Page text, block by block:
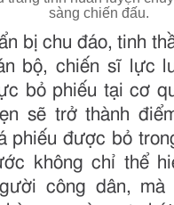
sàng chiến đấu.
bị chu đáo, tinh
bộ, chiến sĩ lực
bỏ phiếu tại cơ
sẽ trở thành
phiếu được bỏ
không chỉ thể
công dân, mà